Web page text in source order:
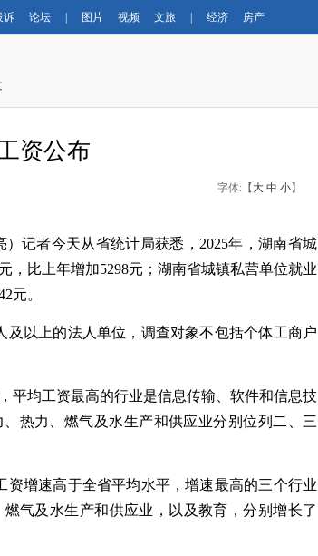
诉 论坛 图片 视频 文旅 经济 房产
资公布
字体:【 大 中 小】
记者今天从省统计局获悉，2025年，湖南省城
，比上年增加5298元；湖南省城镇私营单位就业
元。
及以上的法人单位，调查对象不包括个体工商户
平均工资最高的行业是信息传输、软件和信息技
热力、燃气及水生产和供应业分别位列二、三
资增速高于全省平均水平，增速最高的三个行业
气及水生产和供应业，以及教育，分别增长了